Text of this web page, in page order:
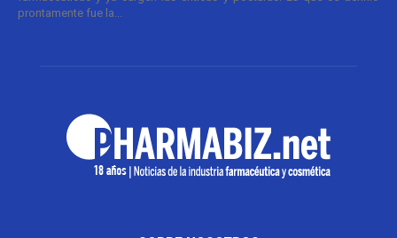
prontamente fue la...